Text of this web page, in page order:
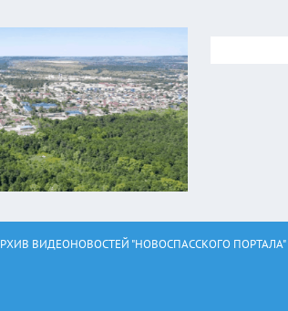
ВИДЕОНОВОСТЕЙ "НОВОСПАССКОГО ПОРТАЛА"